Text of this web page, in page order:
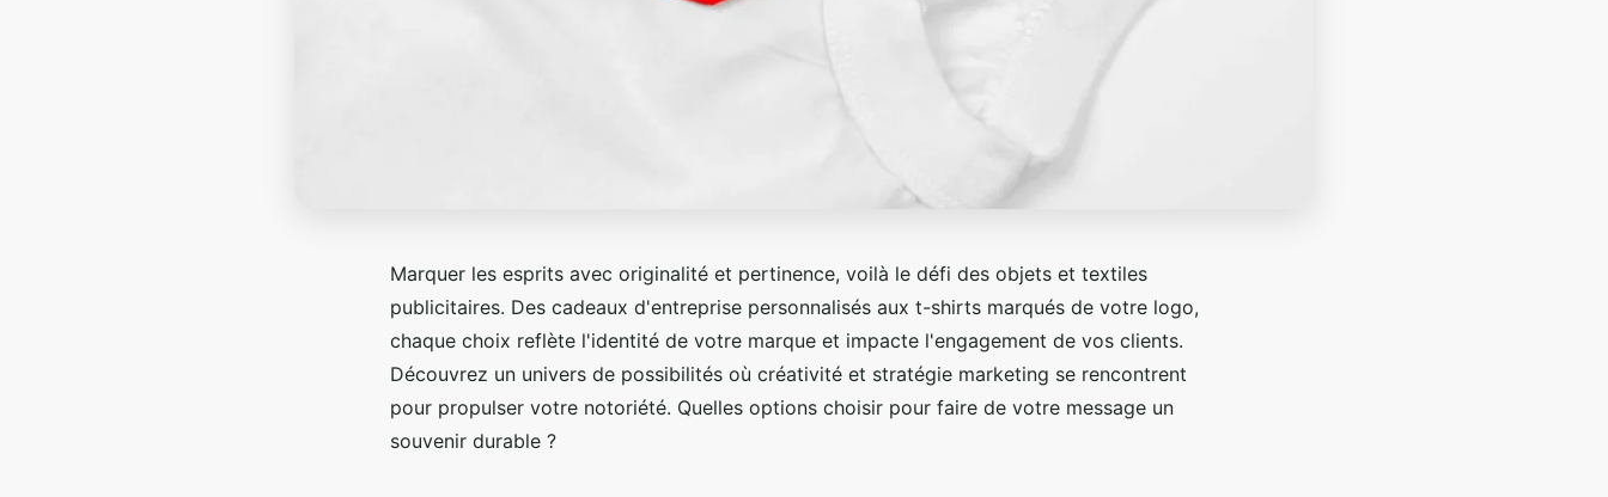
Marquer les esprits avec originalité et pertinence, voilà le défi des objets et textiles
publicitaires. Des cadeaux d'entreprise personnalisés aux t-shirts marqués de votre logo,
chaque choix reflète l'identité de votre marque et impacte l'engagement de vos clients.
Découvrez un univers de possibilités où créativité et stratégie marketing se rencontrent
pour propulser votre notoriété. Quelles options choisir pour faire de votre message un
souvenir durable ?